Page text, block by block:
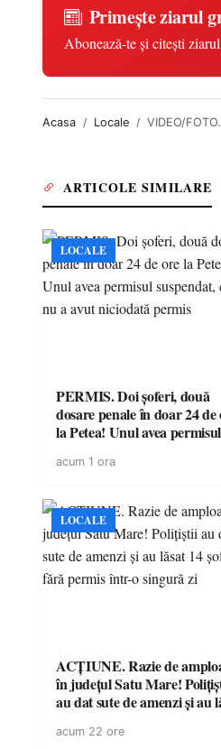
Primește ziarul
Abonează-te și citești
Acasa Locale VIDEO/
ARTICOLE SIMILARE
LOCALE
PERMIS. Doi șoferi, două
dosare penale în doar 24 de
la Petea! Unul avea permisul
niciodată permis
acum 1 ora
LOCALE
ACȚIUNE. Razie de
în județul Satu Mare!
au dat sute de amenzi și au
singură zi
acum 22 ore